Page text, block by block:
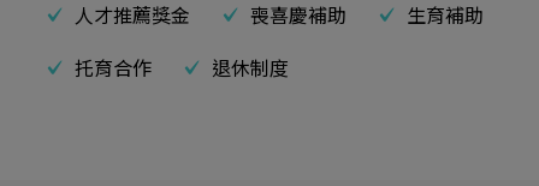
人才推薦獎金
喪喜慶補助
生育補助
托育合作
退休制度